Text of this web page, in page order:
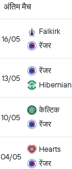
अंतिम मैच
16/05
Falkirk
रेंजर
13/05
रेंजर
Hibernian
10/05
केल्टिक
रेंजर
04/05
Hearts
रेंजर